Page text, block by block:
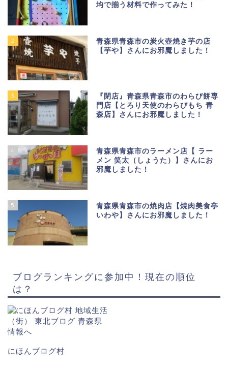
均で揃う材料で作ってみた！
2
青森県青森市の炭火壺焼き芋の店
【芋や】さんにお邪魔しました！
3
『閉店』青森県青森市のわらび餅専
門店【とろり天使のわらびもち 青
森店】さんにお邪魔しました！
4
青森県青森市のラーメン店【 ラー
メン 笑太（しょうた）】さんにお
邪魔しました！
5
青森県青森市の焼肉店【焼肉美食亭
いわや】さんにお邪魔しました！
ブログランキングに参加中！現在の順位
は？
にほんブログ村